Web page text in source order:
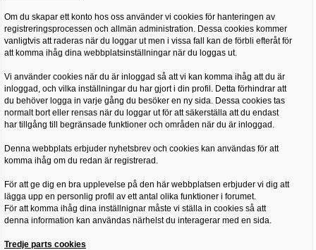
Om du skapar ett konto hos oss använder vi cookies för hanteringen av
registreringsprocessen och allmän administration. Dessa cookies kommer
vanligtvis att raderas när du loggar ut men i vissa fall kan de förbli efteråt för
att komma ihåg dina webbplatsinställningar när du loggas ut.
Vi använder cookies när du är inloggad så att vi kan komma ihåg att du är
inloggad, och vilka inställningar du har gjort i din profil. Detta förhindrar att
du behöver logga in varje gång du besöker en ny sida. Dessa cookies tas
normalt bort eller rensas när du loggar ut för att säkerställa att du endast
har tillgång till begränsade funktioner och områden när du är inloggad.
Denna webbplats erbjuder nyhetsbrev och cookies kan användas för att
komma ihåg om du redan är registrerad.
För att ge dig en bra upplevelse på den här webbplatsen erbjuder vi dig att
lägga upp en personlig profil av ett antal olika funktioner i forumet.
För att komma ihåg dina inställnignar måste vi ställa in cookies så att
denna information kan användas närhelst du interagerar med en sida.
Tredje parts cookies